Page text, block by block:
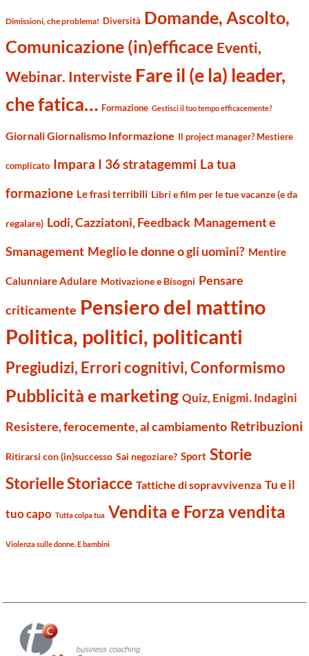
Dimissioni, che problema! Diversità Domande, Ascolto,
Comunicazione (in)efficace Eventi,
Webinar. Interviste Fare il (e la) leader,
che fatica… Formazione Gestisci il tuo tempo efficacemente?
Giornali Giornalismo Informazione Il project manager? Mestiere
complicato Impara I 36 stratagemmi La tua
formazione Le frasi terribili Libri e film per le tue vacanze (e da
regalare) Lodi, Cazziatoni, Feedback Management e
Smanagement Meglio le donne o gli uomini? Mentire
Calunniare Adulare Motivazione e Bisogni Pensare
criticamente Pensiero del mattino
Politica, politici, politicanti
Pregiudizi, Errori cognitivi, Conformismo
Pubblicità e marketing Quiz, Enigmi. Indagini
Resistere, ferocemente, al cambiamento Retribuzioni
Ritirarsi con (in)successo Sai negoziare? Sport Storie
Storielle Storiacce Tattiche di sopravvivenza Tu e il
tuo capo Tutta colpa tua Vendita e Forza vendita
Violenza sulle donne. E bambini